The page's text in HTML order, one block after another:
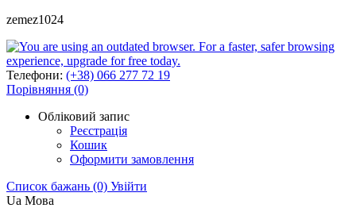
zemez1024
Телефони: (+38) 066 277 72 19
Порівняння (0)
Обліковий запис
Реєстрація
Кошик
Оформити замовлення
Список бажань (0) Увійти
Ua Мова